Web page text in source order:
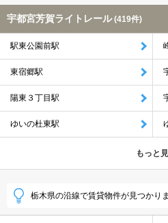
宇都宮芳賀ライトレール (419件)
駅東公園前駅
東宿郷駅
陽東３丁目駅
ゆいの杜東駅
もっと
栃木県の沿線で賃貸物件が見つかり